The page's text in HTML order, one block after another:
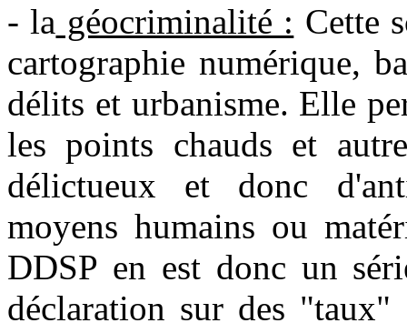
- la géocriminalité : Cette
cartographie numérique,
délits et urbanisme. Elle
les points chauds et
délictueux et donc
moyens humains ou
DDSP en est donc un
déclaration sur des "taux"